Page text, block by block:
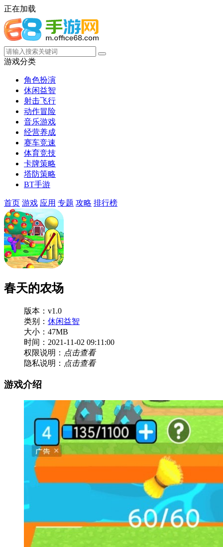
正在加载
游戏分类
角色扮演
休闲益智
射击飞行
动作冒险
音乐游戏
经营养成
赛车竞速
体育竞技
卡牌策略
塔防策略
BT手游
首页 游戏 应用 专题 攻略 排行榜
春天的农场
版本：v1.0
类别： 休闲益智
大小：47MB
时间：2021-11-02 09:11:00
权限说明： 点击查看
隐私说明： 点击查看
游戏介绍